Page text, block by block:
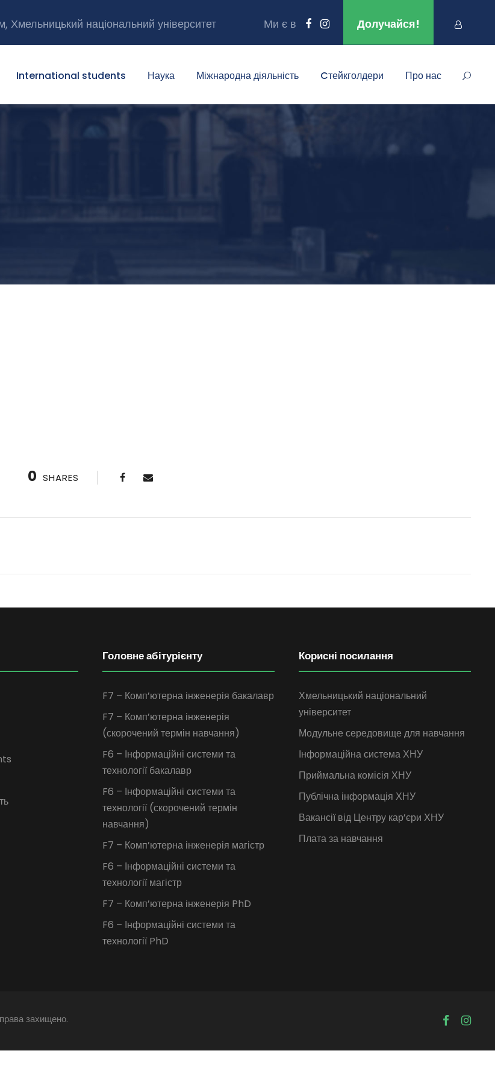
Хмельницький національний університет Ми є в Долучайся!
International students Наука Міжнародна діяльність Cтейкголдери Про нас
0 SHARES
Головне абітурієнту
F7 – Комп’ютерна інженерія бакалавр
F7 – Комп’ютерна інженерія
(скорочений термін навчання)
F6 – Інформаційні системи та
технології бакалавр
F6 – Інформаційні системи та
технології (скорочений термін
навчання)
F7 – Комп’ютерна інженерія магістр
F6 – Інформаційні системи та
технології магістр
F7 – Комп’ютерна інженерія PhD
F6 – Інформаційні системи та
технології PhD
Корисні посилання
Хмельницький національний
університет
Модульне середовище для навчання
Інформаційна система ХНУ
Приймальна комісія ХНУ
Публічна інформація ХНУ
Вакансії від Центру кар’єри ХНУ
Плата за навчання
захищено.